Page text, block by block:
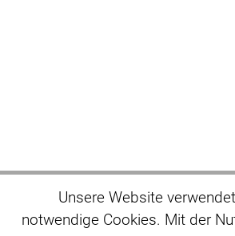
Unsere Website
notwendige Cookies. Mit der